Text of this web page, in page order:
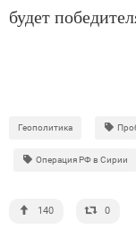
будет
Геополитика
Операция РФ в Сирии
140 0